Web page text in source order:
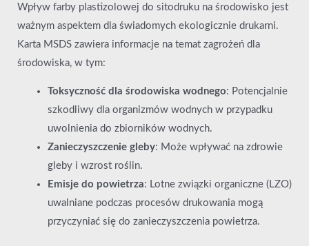
Wpływ farby plastizolowej do sitodruku na środowisko jest
ważnym aspektem dla świadomych ekologicznie drukarni.
Karta MSDS zawiera informacje na temat zagrożeń dla
środowiska, w tym:
Toksyczność dla środowiska wodnego: Potencjalnie
szkodliwy dla organizmów wodnych w przypadku
uwolnienia do zbiorników wodnych.
Zanieczyszczenie gleby: Może wpływać na zdrowie
gleby i wzrost roślin.
Emisje do powietrza: Lotne związki organiczne (LZO)
uwalniane podczas procesów drukowania mogą
przyczyniać się do zanieczyszczenia powietrza.